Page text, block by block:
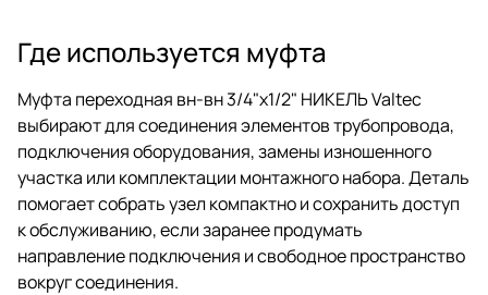
Где используется муфта
Муфта переходная вн-вн 3/4"х1/2" НИКЕЛЬ Valtec
выбирают для соединения элементов трубопровода,
подключения оборудования, замены изношенного
участка или комплектации монтажного набора. Деталь
помогает собрать узел компактно и сохранить доступ
к обслуживанию, если заранее продумать
направление подключения и свободное пространство
вокруг соединения.